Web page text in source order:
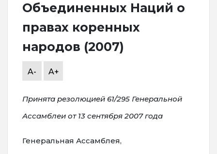
Объединенных Наций о
правах коренных
народов (2007)
A- A+
Принята резолюцией 61/295 Генеральной
Ассамблеи от 13 сентября 2007 года
Генеральная Ассамблея,